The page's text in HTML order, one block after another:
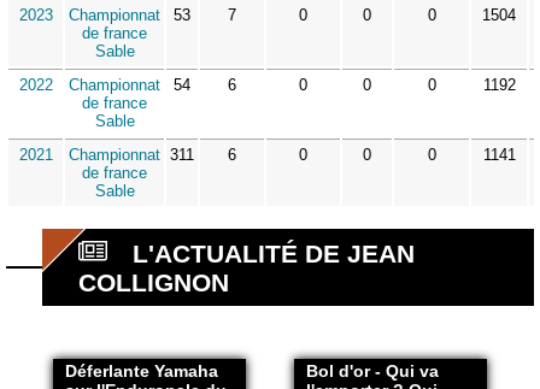
2023
Championnat
de france
Sable
53 7 0 0 0 1504
2022
Championnat
de france
Sable
54 6 0 0 0 1192
2021
Championnat
de france
Sable
311 6 0 0 0 1141
L'ACTUALITÉ DE JEAN
COLLIGNON
Déferlante Yamaha
Bol d'or - Qui va